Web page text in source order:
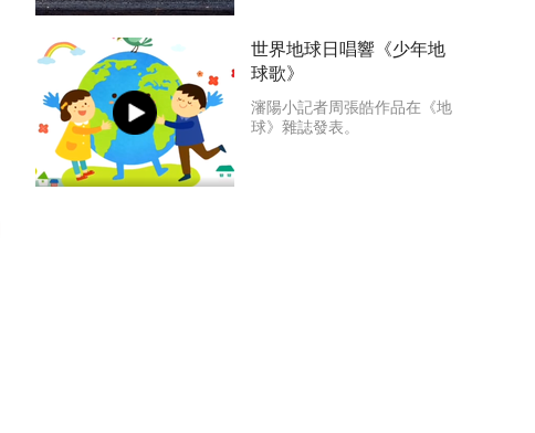
世界地球日唱響《少年地
球歌》
瀋陽小記者周張皓作品在《地
球》雜誌發表。